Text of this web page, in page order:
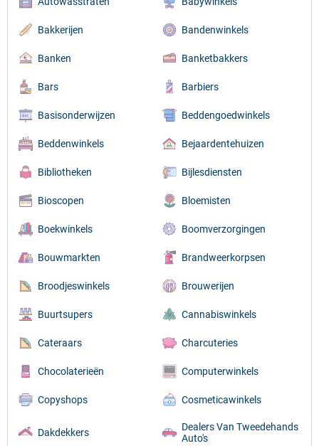
Bakkerijen Bandenwinkels
Banken Banketbakkers
Bars Barbiers
Basisonderwijzen Beddengoedwinkels
Beddenwinkels Bejaardentehuizen
Bibliotheken Bijlesdiensten
Bioscopen Bloemisten
Boekwinkels Boomverzorgingen
Bouwmarkten Brandweerkorpsen
Broodjeswinkels Brouwerijen
Buurtsupers Cannabiswinkels
Cateraars Charcuteries
Chocolaterieën Computerwinkels
Copyshops Cosmeticawinkels
Dakdekkers
Dealers Van Tweedehands
Auto's